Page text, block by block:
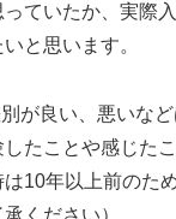
ていたか、実際
と思います。
が良い、悪いな
たことや感じた
10年以上前のた
ください）